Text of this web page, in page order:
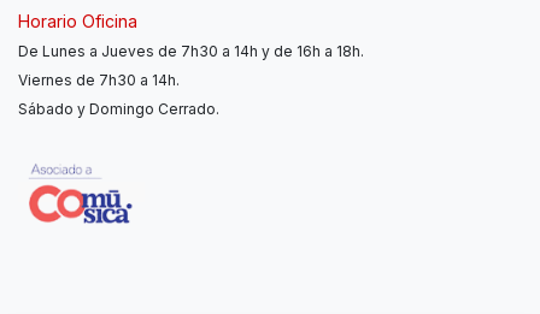
Horario Oficina
De Lunes a Jueves de 7h30 a 14h y de 16h a 18h.
Viernes de 7h30 a 14h.
Sábado y Domingo Cerrado.